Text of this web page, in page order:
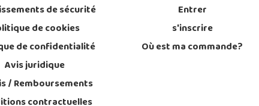
de sécurité
de cookies
de confidentialité
Avis juridique
/ Remboursements
Entrer
s'inscrire
Où est ma commande?